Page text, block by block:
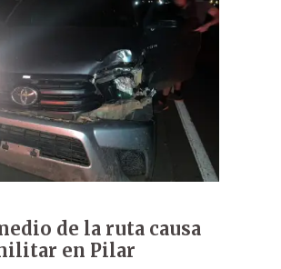
de la ruta causa
en Pilar